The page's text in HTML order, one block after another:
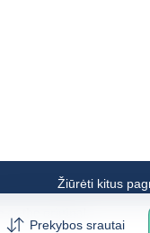
Žiūrėti kitus
the
Prekybos srautai